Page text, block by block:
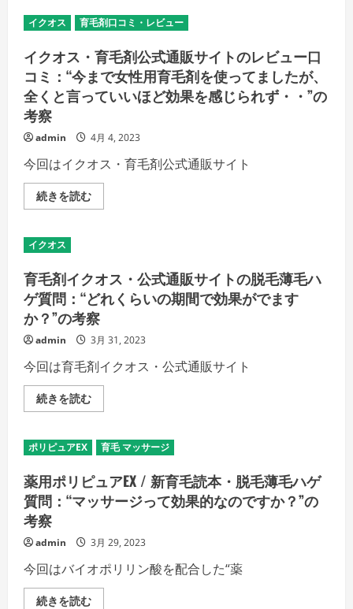
気
休
の
育
毛
剤
で
は
っ
の
詳
細
を
ご
注
意
点、
生
活
習
慣
を
見
う
の
詳
細
く
ア
EX
コ
ミ
＆
評
判・
効
な
効
果
な
し、
る!
の
詳
細
を
ご
覧
く
だ
さ
イクオス 育毛剤口コミ・レビュー
イクオス・育毛剤公式通販サイトのレビュー口
コミ：“今まで女性用育毛剤を使ってましたが、
全くと言っていいほど効果を感じられず・・”の
考察
admin 4月 4, 2023
今回はイクオス・育毛剤公式通販サイト
続きを読むイ
ク
公
式
通
販
サ
イ
ト
の
レ
ビ
ュ
ー
コ
ま
で
女
用
育
毛
使
っ
ま
た
が、
イクオス
育毛剤イクオス・公式通販サイトの脱毛薄毛ハ
ゲ質問：“どれくらいの期間で効果がでます
か？”の考察
admin 3月 31, 2023
今回は育毛剤イクオス・公式通販サイト
続きを読む育
毛
ク
オ
公
式
通
販
ト
の
脱
毛
薄
毛
ポリピュアEX 育毛 マッサージ
薬用ポリピュアEX / 新育毛読本・脱毛薄毛ハゲ
質問：“マッサージって効果的なのですか？”の
考察
admin 3月 29, 2023
今回はバイオポリリン酸を配合した“薬
続きを読む薬